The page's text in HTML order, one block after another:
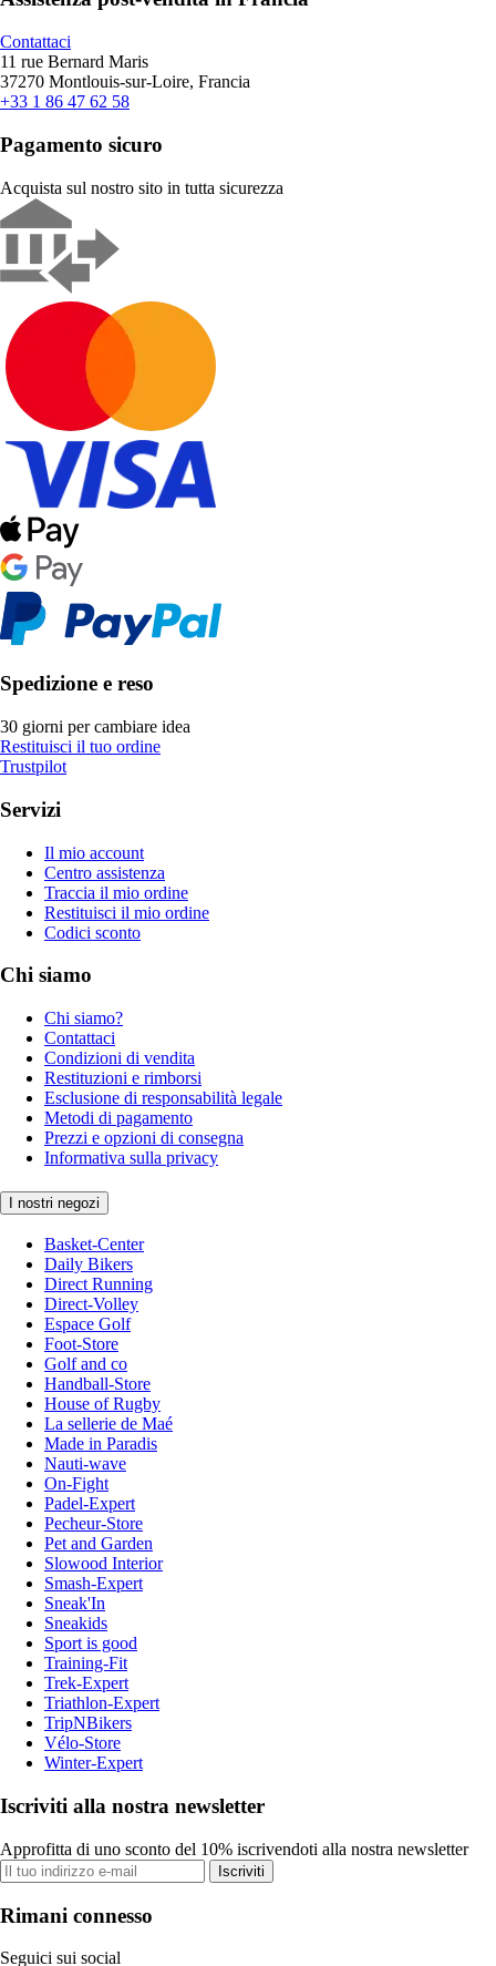
Contattaci
11 rue Bernard Maris
37270 Montlouis-sur-Loire, Francia
+33 1 86 47 62 58
Pagamento sicuro
Acquista sul nostro sito in tutta sicurezza
Spedizione e reso
30 giorni per cambiare idea
Restituisci il tuo ordine
Trustpilot
Servizi
Il mio account
Centro assistenza
Traccia il mio ordine
Restituisci il mio ordine
Codici sconto
Chi siamo
Chi siamo?
Contattaci
Condizioni di vendita
Restituzioni e rimborsi
Esclusione di responsabilità legale
Metodi di pagamento
Prezzi e opzioni di consegna
Informativa sulla privacy
I nostri negozi
Basket-Center
Daily Bikers
Direct Running
Direct-Volley
Espace Golf
Foot-Store
Golf and co
Handball-Store
House of Rugby
La sellerie de Maé
Made in Paradis
Nauti-wave
On-Fight
Padel-Expert
Pecheur-Store
Pet and Garden
Slowood Interior
Smash-Expert
Sneak'In
Sneakids
Sport is good
Training-Fit
Trek-Expert
Triathlon-Expert
TripNBikers
Vélo-Store
Winter-Expert
Iscriviti alla nostra newsletter
Approfitta di uno sconto del 10% iscrivendoti alla nostra newsletter
Iscriviti
Rimani connesso
Seguici sui social